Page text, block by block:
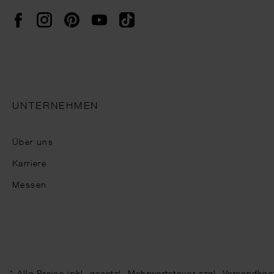
FacebookInstagramPinterestYouTubeTikTok
UNTERNEHMEN
Über uns
Karriere
Messen